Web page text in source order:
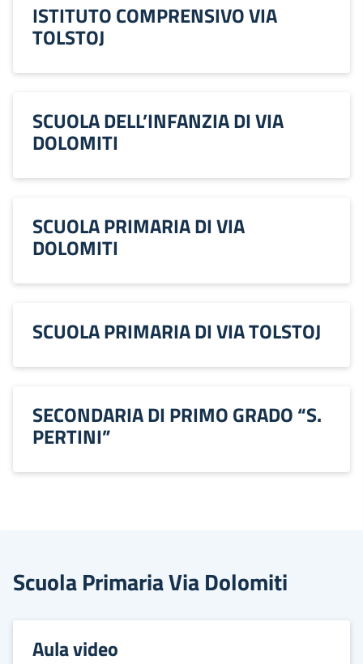
ISTITUTO COMPRENSIVO VIA
TOLSTOJ
SCUOLA DELL’INFANZIA DI VIA
DOLOMITI
SCUOLA PRIMARIA DI VIA
DOLOMITI
SCUOLA PRIMARIA DI VIA TOLSTOJ
SECONDARIA DI PRIMO GRADO “S.
PERTINI”
Scuola Primaria Via Dolomiti
Aula video